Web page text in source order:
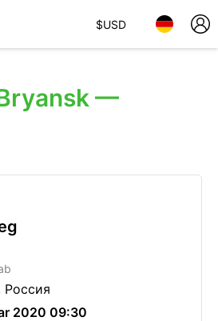
$USD
—
Россия
2020 09:30